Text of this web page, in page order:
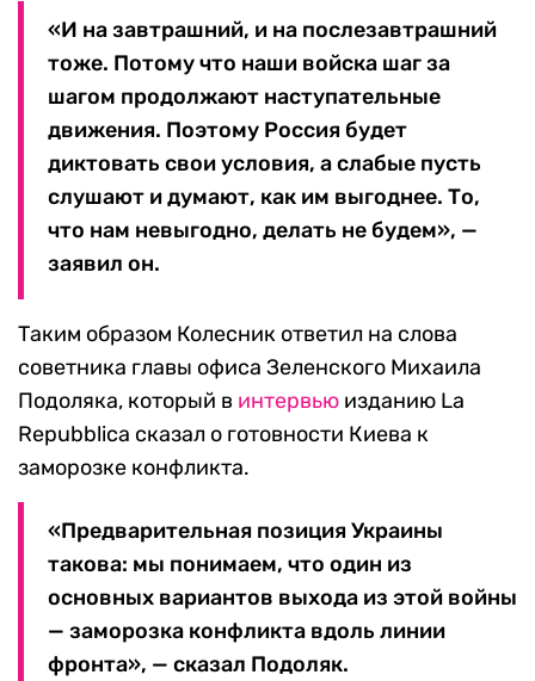
«И на завтрашний, и на послезавтрашний
тоже. Потому что наши войска шаг за
шагом продолжают наступательные
движения. Поэтому Россия будет
диктовать свои условия, а слабые пусть
слушают и думают, как им выгоднее. То,
что нам невыгодно, делать не будем», —
заявил он.
Таким образом Колесник ответил на слова
советника главы офиса Зеленского Михаила
Подоляка, который в интервью изданию La
Repubblica сказал о готовности Киева к
заморозке конфликта.
«Предварительная позиция Украины
такова: мы понимаем, что один из
основных вариантов выхода из этой войны
— заморозка конфликта вдоль линии
фронта», — сказал Подоляк.